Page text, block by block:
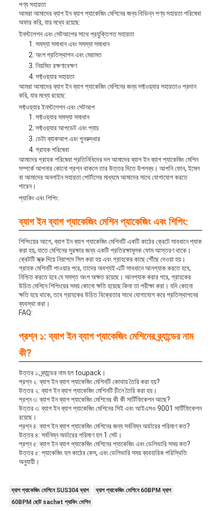
পণ্য সহায়তা
আমরা আমাদের ব্যাগ ইন ব্যাগ প্যাকেজিং মেশিনের জন্য বিভিন্ন পণ্য সহায়তা পরিষেবা
অফার করি, যার মধ্যে রয়েছে:
ইনস্টলেশন এবং সেটআপের সাথে প্রযুক্তিগত সহায়তা
সমস্যা সমাধান এবং সমস্যা সমাধান
অংশ প্রতিস্থাপন এবং মেরামত
নিয়মিত রক্ষণাবেক্ষণ
সফ্টওয়্যার সহায়তা
আমরা আমাদের ব্যাগ ইন ব্যাগ প্যাকেজিং মেশিনের জন্য সফ্টওয়্যার সহায়তাও প্রদান
করি, যার মধ্যে রয়েছে:
সফ্টওয়্যার ইনস্টলেশন এবং সেটআপ
সফ্টওয়্যার সমস্যা সমাধান
সফ্টওয়্যার আপডেট এবং প্যাচ
ডেটা ব্যাকআপ এবং পুনরুদ্ধার
গ্রাহক পরিষেবা
আমাদের গ্রাহক পরিষেবা প্রতিনিধিদের দল আমাদের ব্যাগ ইন ব্যাগ প্যাকেজিং মেশিন
সম্পর্কে আপনার কোনো প্রশ্ন থাকলে তার উত্তর দিতে উপলব্ধ। আপনি ফোন, ইমেল
বা আমাদের অনলাইন সহায়তা পোর্টালের মাধ্যমে আমাদের সাথে যোগাযোগ করতে
পারেন।
প্যাকিং এবং শিপিং:
ব্যাগ ইন ব্যাগ প্যাকেজিং মেশিন প্যাকেজিং এবং শিপিং:
শিপিংয়ের আগে, ব্যাগ ইন ব্যাগ প্যাকেজিং মেশিনটি একটি কাঠের ক্রেটে সাবধানে প্যাক
করা হয়, যাতে মেশিনের সুরক্ষার জন্য একটি প্রতিরক্ষামূলক ফোম আস্তরণ থাকে।
ক্রেটটি স্ক্রু দিয়ে নিরাপদে সিল করা হয় এবং গ্রাহকের কাছে পৌঁছে দেওয়া হয়।
গ্রাহক মেশিনটি পাওয়ার পরে, তাদের অবশ্যই এটি সাবধানে আনপ্যাক করতে হবে,
নিশ্চিত করতে হবে যে সমস্ত অংশ অক্ষত রয়েছে। আনপ্যাক করার পরে, গ্রাহকের
উচিত মেশিনে শিপিংয়ের সময় কোনো ক্ষতি হয়েছে কিনা তা পরীক্ষা করা। যদি কোনো
ক্ষতি হয়ে থাকে, তবে গ্রাহকের উচিত বিক্রেতার সাথে যোগাযোগ করে প্রতিস্থাপনের
ব্যবস্থা করা।
FAQ:
প্রশ্ন ১: ব্যাগ ইন ব্যাগ প্যাকেজিং মেশিনের ব্র্যান্ডের নাম
কী?
উত্তর ১: ব্র্যান্ডের নাম হল toupack।
প্রশ্ন ২: ব্যাগ ইন ব্যাগ প্যাকেজিং মেশিনটি কোথায় তৈরি করা হয়?
উত্তর ২: ব্যাগ ইন ব্যাগ প্যাকেজিং মেশিনটি চীনে তৈরি করা হয়।
প্রশ্ন ৩: ব্যাগ ইন ব্যাগ প্যাকেজিং মেশিনের কী কী সার্টিফিকেশন আছে?
উত্তর ৩: ব্যাগ ইন ব্যাগ প্যাকেজিং মেশিনের সিই এবং আইএসও 9001 সার্টিফিকেশন
রয়েছে।
প্রশ্ন ৪: ব্যাগ ইন ব্যাগ প্যাকেজিং মেশিনের জন্য সর্বনিম্ন অর্ডারের পরিমাণ কত?
উত্তর ৪: সর্বনিম্ন অর্ডারের পরিমাণ হল 1 সেট।
প্রশ্ন ৫: ব্যাগ ইন ব্যাগ প্যাকেজিং মেশিনের প্যাকেজিং এবং ডেলিভারি সময় কত?
উত্তর ৫: প্যাকেজিং হল কাঠের কেস, এবং ডেলিভারি সময় ব্যবহারিক পরিস্থিতি
অনুযায়ী।
ব্যাগ প্যাকেজিং মেশিনে SUS304 ব্যাগ
ব্যাগ প্যাকেজিং মেশিনে 60BPM ব্যাগ
60BPM ছোট sachet প্যাকিং মেশিন